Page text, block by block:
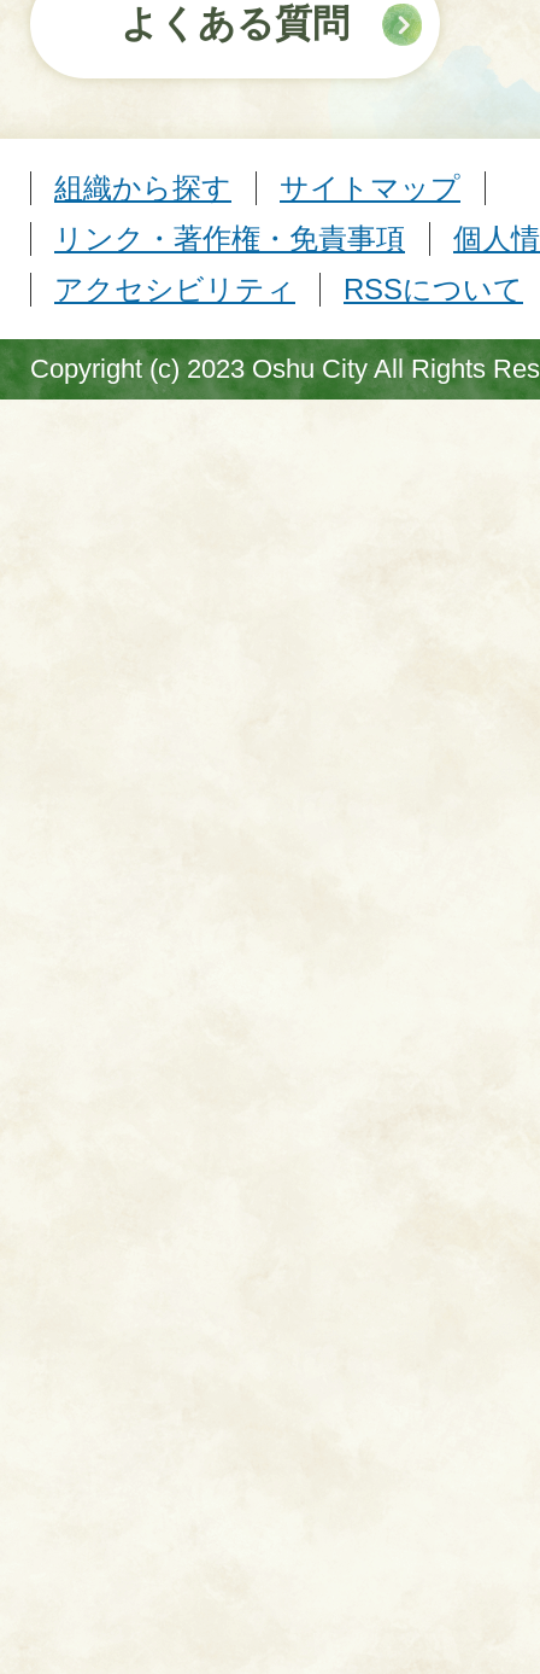
よくある質問
組織から探す
サイトマップ
リンク・著作権・免責事項
個人
アクセシビリティ
RSSについて
Copyright (c) 2023 Oshu City All Rights